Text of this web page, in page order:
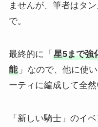
ませんが、筆者はタ
で。
最終的に「 星5まで強
能」なので、他に使
ーティに編成して全然
「新しい騎士」のイ